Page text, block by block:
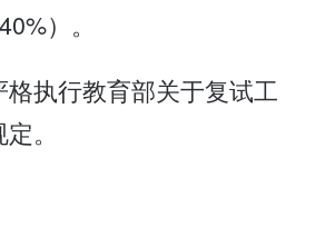
）。
执行教育部关于复试工
。